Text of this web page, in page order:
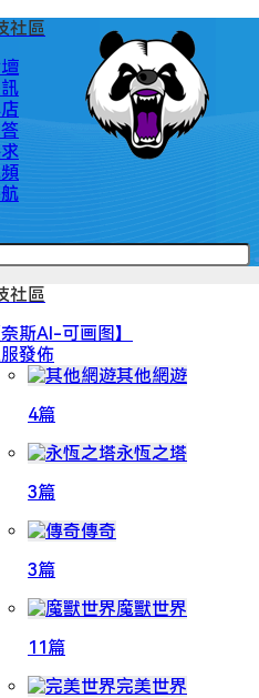
社區
社區
奈斯AI-可画图】
發佈
其他網遊
4篇
永恆之塔
3篇
傳奇
3篇
魔獸世界
11篇
完美世界